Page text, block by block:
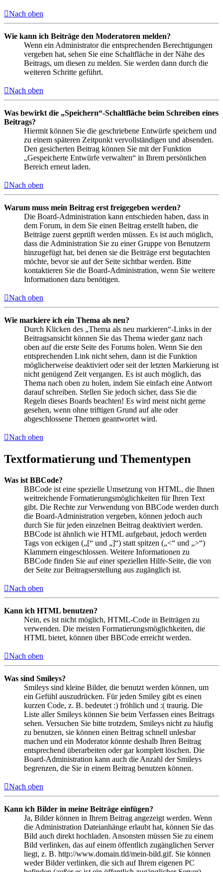
Nach oben
Wie kann ich Beiträge den Moderatoren melden?
Wenn ein Administrator die entsprechenden Berechtigungen
vergeben hat, sehen Sie eine Schaltfläche in der Nähe des
Beitrags, um diesen zu melden. Sie werden dann durch die
weiteren Schritte geführt.
Nach oben
Was bewirkt die „Speichern“-Schaltfläche beim Schreiben eines
Beitrags?
Hiermit können Sie die geschriebene Entwürfe speichern und
zu einem späteren Zeitpunkt vervollständigen und absenden.
Den gesicherten Beitrag können Sie mit der Funktion
„Gespeicherte Entwürfe verwalten“ in Ihrem persönlichen
Bereich erneut laden.
Nach oben
Warum muss mein Beitrag erst freigegeben werden?
Die Board-Administration kann entschieden haben, dass in
dem Forum, in dem Sie einen Beitrag erstellt haben, die
Beiträge zuerst geprüft werden müssen. Es ist auch möglich,
dass die Administration Sie zu einer Gruppe von Benutzern
hinzugefügt hat, bei denen sie die Beiträge erst begutachten
möchte, bevor sie auf der Seite sichtbar werden. Bitte
kontaktieren Sie die Board-Administration, wenn Sie weitere
Informationen dazu benötigen.
Nach oben
Wie markiere ich ein Thema als neu?
Durch Klicken des „Thema als neu markieren“-Links in der
Beitragsansicht können Sie das Thema wieder ganz nach
oben auf die erste Seite des Forums holen. Wenn Sie den
entsprechenden Link nicht sehen, dann ist die Funktion
möglicherweise deaktiviert oder seit der letzten Markierung ist
nicht genügend Zeit vergangen. Es ist auch möglich, das
Thema nach oben zu holen, indem Sie einfach eine Antwort
darauf schreiben. Stellen Sie jedoch sicher, dass Sie die
Regeln dieses Boards beachten! Es wird meist nicht gerne
gesehen, wenn ohne triftigen Grund auf alte oder
abgeschlossene Themen geantwortet wird.
Nach oben
Textformatierung und Thementypen
Was ist BBCode?
BBCode ist eine spezielle Umsetzung von HTML, die Ihnen
weitreichende Formatierungsmöglichkeiten für Ihren Text
gibt. Die Rechte zur Verwendung von BBCode werden durch
die Board-Administration vergeben, können jedoch auch
durch Sie für jeden einzelnen Beitrag deaktiviert werden.
BBCode ist ähnlich wie HTML aufgebaut, jedoch werden
Tags von eckigen („[“ und „]“) statt spitzen („<“ und „>“)
Klammern eingeschlossen. Weitere Informationen zu
BBCode finden Sie auf einer speziellen Hilfe-Seite, die von
der Seite zur Beitragserstellung aus zugänglich ist.
Nach oben
Kann ich HTML benutzen?
Nein, es ist nicht möglich, HTML-Code in Beiträgen zu
verwenden. Die meisten Formatierungsmöglichkeiten, die
HTML bietet, können über BBCode erreicht werden.
Nach oben
Was sind Smileys?
Smileys sind kleine Bilder, die benutzt werden können, um
ein Gefühl auszudrücken. Für jeden Smiley gibt es einen
kurzen Code, z. B. bedeutet :) fröhlich und :( traurig. Die
Liste aller Smileys können Sie beim Verfassen eines Beitrags
sehen. Versuchen Sie bitte trotzdem, Smileys nicht zu häufig
zu benutzen, sie können einen Beitrag schnell unlesbar
machen und ein Moderator könnte deshalb Ihren Beitrag
entsprechend überarbeiten oder gar komplett löschen. Die
Board-Administration kann auch die Anzahl der Smileys
begrenzen, die Sie in einem Beitrag benutzen können.
Nach oben
Kann ich Bilder in meine Beiträge einfügen?
Ja, Bilder können in Ihrem Beitrag angezeigt werden. Wenn
die Administration Dateianhänge erlaubt hat, können Sie das
Bild auch direkt hochladen. Ansonsten müssen Sie zu einem
Bild verlinken, das auf einem öffentlich zugänglichen Server
liegt, z. B. http://www.domain.tld/mein-bild.gif. Sie können
weder Bilder verlinken, die sich auf Ihrem eigenen PC